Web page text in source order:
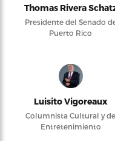
Thomas Rivera
Presidente del Senado
Puerto Rico
Luisito Vigoreaux
Columnista Cultural y de
Entretenimiento